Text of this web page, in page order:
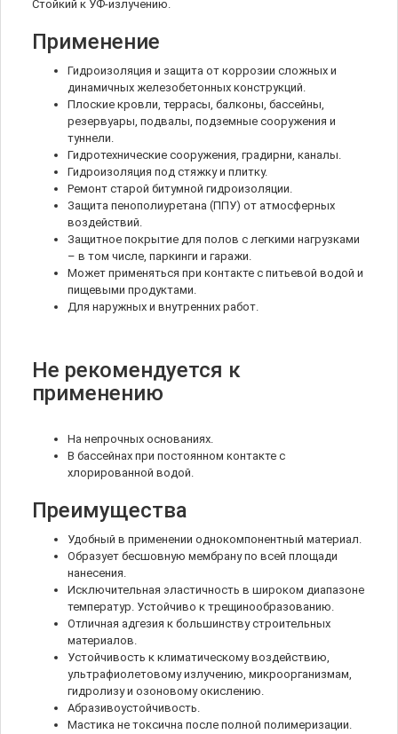
Стойкий к УФ-излучению.
Применение
Гидроизоляция и защита от коррозии сложных и
динамичных железобетонных конструкций.
Плоские кровли, террасы, балконы, бассейны,
резервуары, подвалы, подземные сооружения и
туннели.
Гидротехнические сооружения, градирни, каналы.
Гидроизоляция под стяжку и плитку.
Ремонт старой битумной гидроизоляции.
Защита пенополиуретана (ППУ) от атмосферных
воздействий.
Защитное покрытие для полов с легкими нагрузками
– в том числе, паркинги и гаражи.
Может применяться при контакте с питьевой водой и
пищевыми продуктами.
Для наружных и внутренних работ.
Не рекомендуется к
применению
На непрочных основаниях.
В бассейнах при постоянном контакте с
хлорированной водой.
Преимущества
Удобный в применении однокомпонентный материал.
Образует бесшовную мембрану по всей площади
нанесения.
Исключительная эластичность в широком диапазоне
температур. Устойчиво к трещинообразованию.
Отличная адгезия к большинству строительных
материалов.
Устойчивость к климатическому воздействию,
ультрафиолетовому излучению, микроорганизмам,
гидролизу и озоновому окислению.
Абразивоустойчивость.
Мастика не токсична после полной полимеризации.